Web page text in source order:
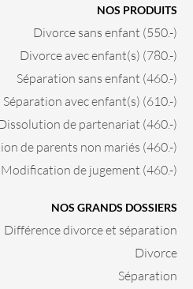
NOS PRODUITS
Divorce sans enfant (550.-)
Divorce avec enfant(s) (780.-)
Séparation sans enfant (460.-)
Séparation avec enfant(s) (610.-)
de partenariat (460.-)
de parents non mariés (460.-)
Modification de jugement (460.-)
NOS GRANDS DOSSIERS
Différence divorce et séparation
Divorce
Séparation